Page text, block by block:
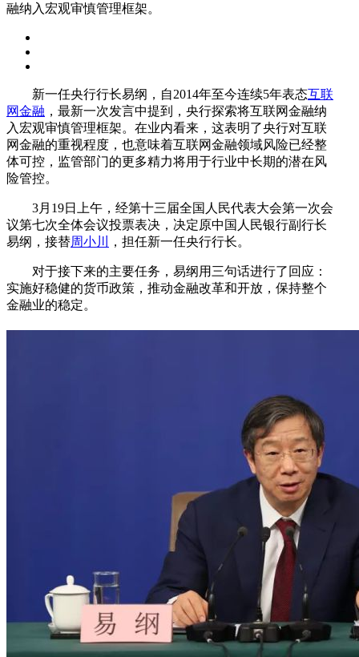
融纳入宏观审慎管理框架。
新一任央行行长易纲，自2014年至今连续5年表态互联
网金融 ，最新一次发言中提到，央行探索将互联网金融纳
入宏观审慎管理框架。在业内看来，这表明了央行对互联
网金融的重视程度，也意味着互联网金融领域风险已经整
体可控，监管部门的更多精力将用于行业中长期的潜在风
险管控。
3月19日上午，经第十三届全国人民代表大会第一次会
议第七次全体会议投票表决，决定原中国人民银行副行长
易纲，接替周小川 ，担任新一任央行行长。
对于接下来的主要任务，易纲用三句话进行了回应：
实施好稳健的货币政策，推动金融改革和开放，保持整个
金融业的稳定。